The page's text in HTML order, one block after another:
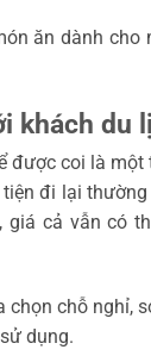
ăn dành
khách du
được coi là
đi lại
giá cả vẫn có
chỗ nghỉ,
dụng.